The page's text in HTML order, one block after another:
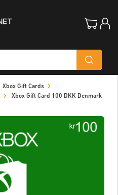
Xbox Gift Cards
Xbox Gift Card 100 DKK Denmark